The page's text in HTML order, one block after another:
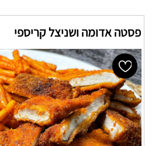
פסטה אדומה ושניצל קריספי